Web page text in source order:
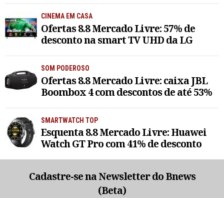
CINEMA EM CASA
Ofertas 8.8 Mercado Livre: 57% de
desconto na smart TV UHD da LG
SOM PODEROSO
Ofertas 8.8 Mercado Livre: caixa JBL
Boombox 4 com descontos de até 53%
SMARTWATCH TOP
Esquenta 8.8 Mercado Livre: Huawei
Watch GT Pro com 41% de desconto
Cadastre-se na Newsletter do Bnews
(Beta)